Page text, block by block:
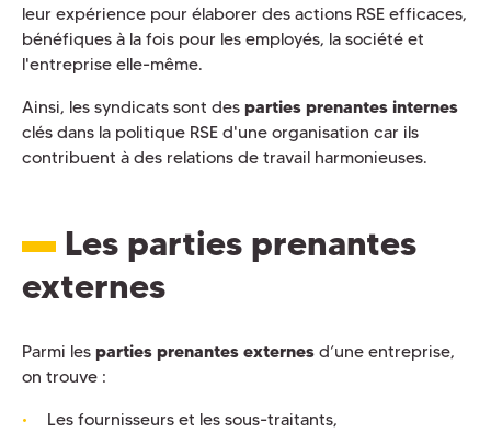
leur expérience pour élaborer des actions RSE efficaces,
bénéfiques à la fois pour les employés, la société et
l'entreprise elle-même.
Ainsi, les syndicats sont des parties prenantes internes
clés dans la politique RSE d'une organisation car ils
contribuent à des relations de travail harmonieuses.
Les parties prenantes
externes
Parmi les parties prenantes externesd’une entreprise,
on trouve :
Les fournisseurs et les sous-traitants,